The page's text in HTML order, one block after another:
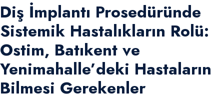
Diş İmplantı Prosedüründe
Sistemik Hastalıkların Rolü:
Ostim, Batıkent ve
Yenimahalle’deki Hastaların
Bilmesi Gerekenler